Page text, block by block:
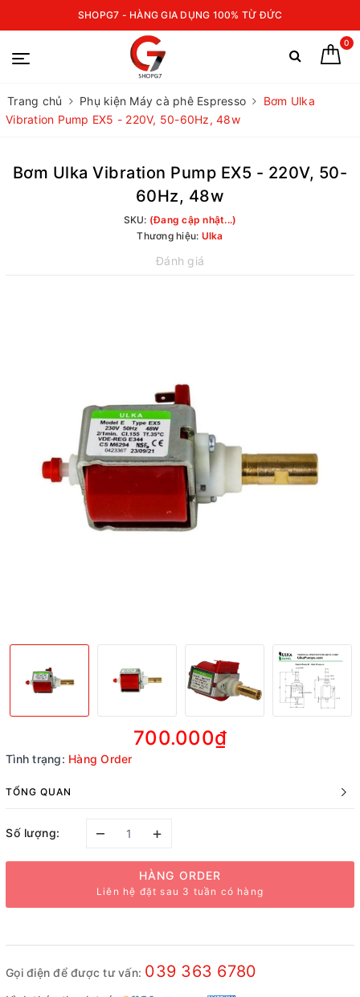
SHOPG7 - HÀNG GIA DỤNG 100% TỪ ĐỨC
0
Trang chủ Phụ kiện Máy cà phê Espresso
Bơm Ulka
Vibration Pump EX5 - 220V, 50-60Hz, 48w
Bơm Ulka Vibration Pump EX5 - 220V, 50-
60Hz, 48w
SKU: (Đang cập nhật...)
Thương hiệu: Ulka
Đánh giá
700.000₫
Tình trạng: Hàng Order
TỔNG QUAN
Số lượng: – +
HÀNG ORDER
Liên hệ đặt sau 3 tuần có hàng
Gọi điện để được tư vấn: 039 363 6780